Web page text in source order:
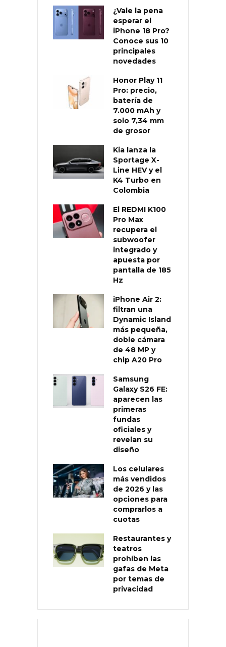
¿Vale la pena
esperar el
iPhone 18 Pro?
Conoce sus 10
principales
novedades
Honor Play 11
Pro: precio,
batería de
7.000 mAh y
solo 7,34 mm
de grosor
Kia lanza la
Sportage X-
Line HEV y el
K4 Turbo en
Colombia
El REDMI K100
Pro Max
recupera el
subwoofer
integrado y
apuesta por
pantalla de 185
Hz
iPhone Air 2:
filtran una
Dynamic Island
más pequeña,
doble cámara
de 48 MP y
chip A20 Pro
Samsung
Galaxy S26 FE:
aparecen las
primeras
fundas
oficiales y
revelan su
diseño
Los celulares
más vendidos
de 2026 y las
opciones para
comprarlos a
cuotas
Restaurantes y
teatros
prohíben las
gafas de Meta
por temas de
privacidad